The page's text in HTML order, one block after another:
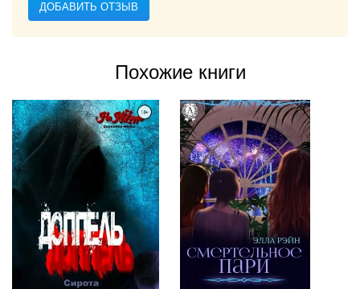
ДОБАВИТЬ ОТЗЫВ
Похожие книги